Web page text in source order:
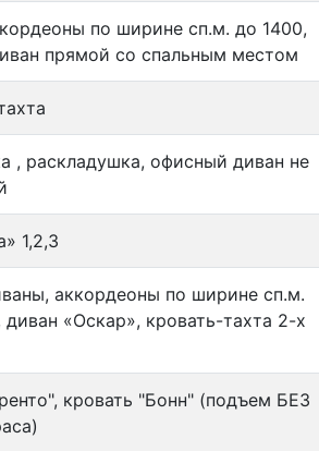
по ширине сп.м. до 1400,
прямой со спальным местом
, раскладушка, офисный диван не
1,2,3
аккордеоны по ширине сп.м.
«Оскар», кровать-тахта 2-х
кровать "Бонн" (подъем БЕЗ